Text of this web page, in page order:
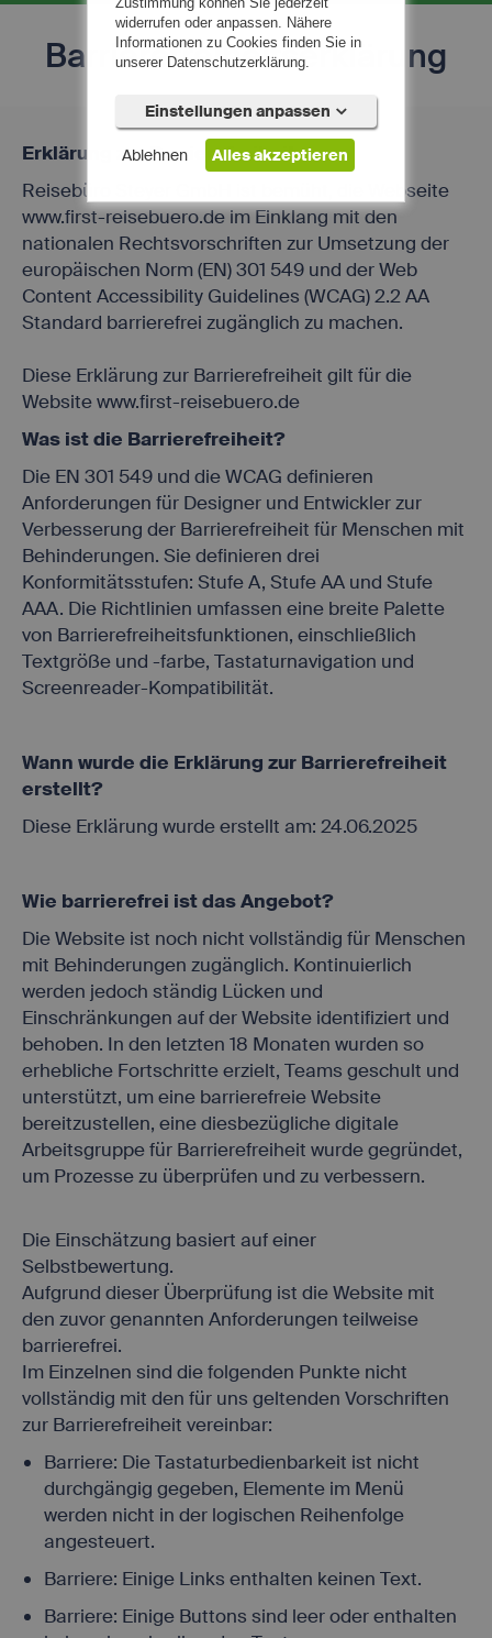
Barrierefreiheitserklärung
Erklärung zur Barrierefreiheit
Reisebüro Steyer GmbH ist bemüht, die Webseite
www.first-reisebuero.de im Einklang mit den
nationalen Rechtsvorschriften zur Umsetzung der
europäischen Norm (EN) 301 549 und der Web
Content Accessibility Guidelines (WCAG) 2.2 AA
Standard barrierefrei zugänglich zu machen.
Diese Erklärung zur Barrierefreiheit gilt für die
Website www.first-reisebuero.de
Was ist die Barrierefreiheit?
Die EN 301 549 und die WCAG definieren
Anforderungen für Designer und Entwickler zur
Verbesserung der Barrierefreiheit für Menschen mit
Behinderungen. Sie definieren drei
Konformitätsstufen: Stufe A, Stufe AA und Stufe
AAA. Die Richtlinien umfassen eine breite Palette
von Barrierefreiheitsfunktionen, einschließlich
Textgröße und -farbe, Tastaturnavigation und
Screenreader-Kompatibilität.
Wann wurde die Erklärung zur Barrierefreiheit
erstellt?
Diese Erklärung wurde erstellt am: 24.06.2025
Wie barrierefrei ist das Angebot?
Die Website ist noch nicht vollständig für Menschen
mit Behinderungen zugänglich. Kontinuierlich
werden jedoch ständig Lücken und
Einschränkungen auf der Website identifiziert und
behoben. In den letzten 18 Monaten wurden so
erhebliche Fortschritte erzielt, Teams geschult und
unterstützt, um eine barrierefreie Website
bereitzustellen, eine diesbezügliche digitale
Arbeitsgruppe für Barrierefreiheit wurde gegründet,
um Prozesse zu überprüfen und zu verbessern.
Die Einschätzung basiert auf einer
Selbstbewertung.
Aufgrund dieser Überprüfung ist die Website mit
den zuvor genannten Anforderungen teilweise
barrierefrei.
Im Einzelnen sind die folgenden Punkte nicht
vollständig mit den für uns geltenden Vorschriften
zur Barrierefreiheit vereinbar:
Barriere: Die Tastaturbedienbarkeit ist nicht
durchgängig gegeben, Elemente im Menü
werden nicht in der logischen Reihenfolge
angesteuert.
Barriere: Einige Links enthalten keinen Text.
Barriere: Einige Buttons sind leer oder enthalten
widerrufen oder anpassen. Nähere
Informationen zu Cookies finden Sie in
unserer Datenschutzerklärung.
Einstellungen anpassen
Ablehnen Alles akzeptieren
Notwendig (5)
Präferenzen (0)
Statistiken (0)
Marketing (0)
Unspezifiziert (0)
Diese Cookies sind für die
Kernfunktionalität der Website
erforderlich.
Name Provider
agency .first.easyweb.travel
Speichert die
Id des
Reiseisebüros,
das die
aufgerufenen
Speichert die
Einwilligung.
.first.easyweb.travel
innerhalb der
Infrastruktur.
PHPSESSID
www.first-
Zuordnung der
Sitzung
innerhalb der
svr first.easyweb.travel
Dient der
Zuordnung der
technischen